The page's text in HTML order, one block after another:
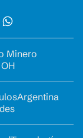
Minero
Argentina